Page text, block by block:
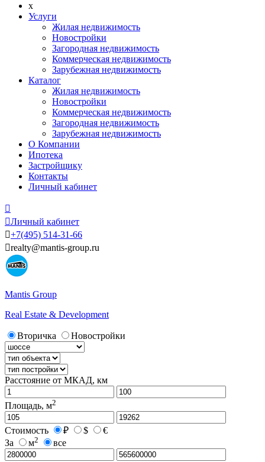
x
Услуги
Жилая недвижимость
Новостройки
Загородная недвижимость
Коммерческая недвижимость
Зарубежная недвижимость
Каталог
Жилая недвижимость
Новостройки
Коммерческая недвижимость
Загородная недвижимость
Зарубежная недвижимость
О Компании
Ипотека
Застройщику
Контакты
Личный кабинет

Личный кабинет
+7(495) 514-31-66
realty@mantis-group.ru
Mantis Group
Real Estate & Development
Вторичка Новостройки
Расстояние от МКАД, км
Площадь, м2
Стоимость ₽ $
€
За
м2 все